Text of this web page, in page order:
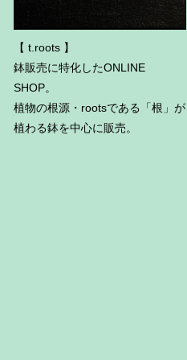
【 t.roots 】
鉢販売に特化したONLINE
SHOP。
植物の根源・rootsである「根」が
植わる鉢を中心に販売。